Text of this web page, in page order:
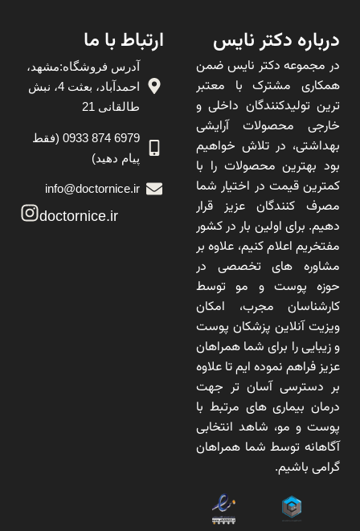
درباره دکتر نایس
در مجموعه دکتر نایس ضمن
همکاری مشترک با معتبر
ترین تولیدکنندگان داخلی و
خارجی محصولات آرایشی
بهداشتی، در تلاش خواهیم
بود بهترین محصولات را با
کمترین قیمت در اختیار شما
مصرف کنندگان عزیز قرار
دهیم. برای اولین بار در کشور
مفتخریم اعلام کنیم، علاوه بر
مشاوره های تخصصی در
حوزه پوست و مو توسط
کارشناسان مجرب، امکان
ویزیت آنلاین پزشکان پوست
و زیبایی را برای شما همراهان
عزیز فراهم نموده ایم تا علاوه
بر دسترسی آسان تر جهت
درمان بیماری های مرتبط با
پوست و مو، شاهد انتخابی
آگاهانه توسط شما همراهان
گرامی باشیم.
ارتباط با ما
آدرس فروشگاه:مشهد،
احمدآباد، بعثت 4، نبش
طالقانی 21
6979 874 0933 (فقط
پیام دهید)
info@doctornice.ir
doctornice.ir